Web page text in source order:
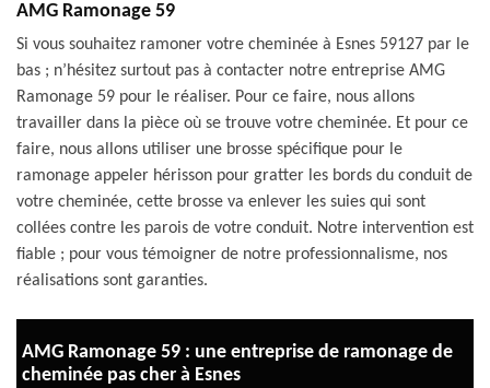
AMG Ramonage 59
Si vous souhaitez ramoner votre cheminée à Esnes 59127 par le
bas ; n’hésitez surtout pas à contacter notre entreprise AMG
Ramonage 59 pour le réaliser. Pour ce faire, nous allons
travailler dans la pièce où se trouve votre cheminée. Et pour ce
faire, nous allons utiliser une brosse spécifique pour le
ramonage appeler hérisson pour gratter les bords du conduit de
votre cheminée, cette brosse va enlever les suies qui sont
collées contre les parois de votre conduit. Notre intervention est
fiable ; pour vous témoigner de notre professionnalisme, nos
réalisations sont garanties.
AMG Ramonage 59 : une entreprise de ramonage de
cheminée pas cher à Esnes